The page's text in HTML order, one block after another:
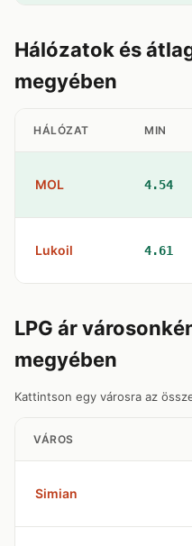
Hálózatok és
megyében
HÁLÓZAT MIN
MOL 4.54
Lukoil 4.61
LPG ár
megyében
Kattintson egy városra az
VÁROS
Simian